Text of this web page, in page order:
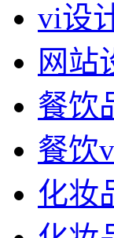
vi设
网站
餐饮
餐饮
化妆